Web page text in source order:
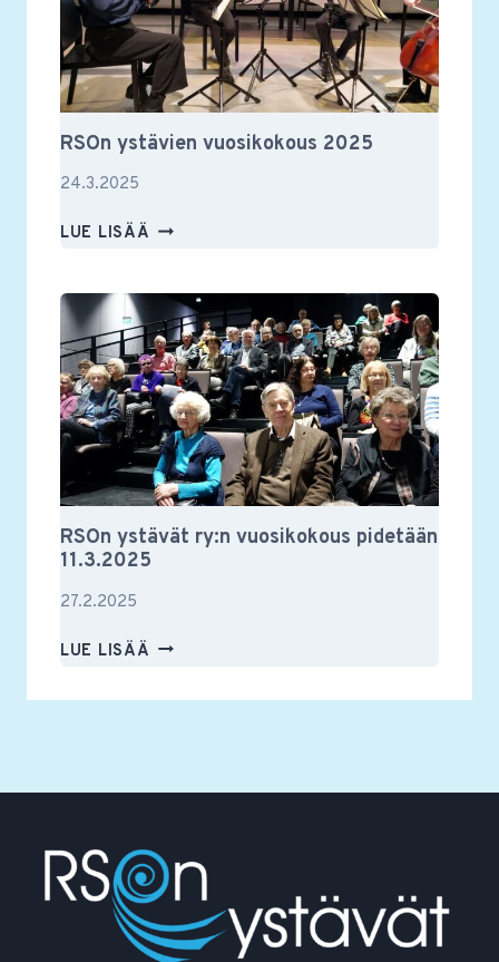
RSOn ystävien vuosikokous 2025
24.3.2025
LUE LISÄÄ RSON
2025
RSOn ystävät ry:n vuosikokous pidetään
11.3.2025
27.2.2025
LUE LISÄÄ RSON
RY:N